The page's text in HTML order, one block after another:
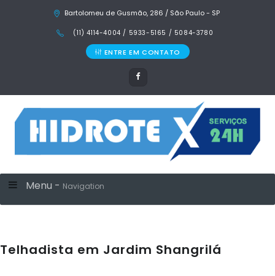
Bartolomeu de Gusmão, 286 / São Paulo - SP
(11) 4114-4004 / 5933-5165 / 5084-3780
ENTRE EM CONTATO
Menu - Navigation
Telhadista em Jardim Shangrilá